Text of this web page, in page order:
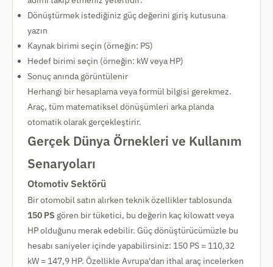
Dönüştürmek istediğiniz güç değerini giriş kutusuna
yazın
Kaynak birimi seçin (örneğin: PS)
Hedef birimi seçin (örneğin: kW veya HP)
Sonuç anında görüntülenir
Herhangi bir hesaplama veya formül bilgisi gerekmez.
Araç, tüm matematiksel dönüşümleri arka planda
otomatik olarak gerçekleştirir.
Gerçek Dünya Örnekleri ve Kullanım
Senaryoları
Otomotiv Sektörü
Bir otomobil satın alırken teknik özellikler tablosunda
150 PS gören bir tüketici, bu değerin kaç kilowatt veya
HP olduğunu merak edebilir. Güç dönüştürücümüzle bu
hesabı saniyeler içinde yapabilirsiniz: 150 PS = 110,32
kW = 147,9 HP. Özellikle Avrupa'dan ithal araç incelerken